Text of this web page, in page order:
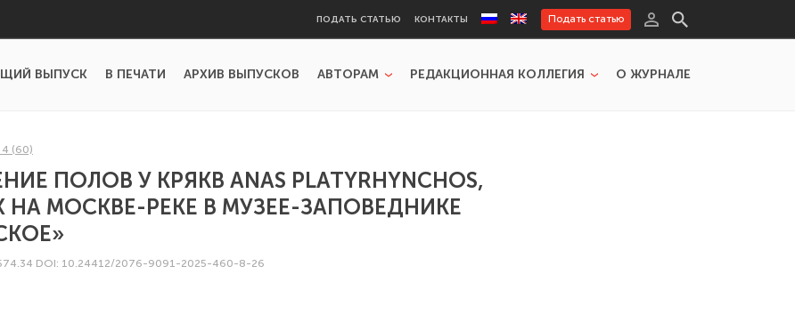
ПОДАТЬ СТАТЬЮ КОНТАКТЫ Подать статью
ВЫПУСК В ПЕЧАТИ АРХИВ ВЫПУСКОВ АВТОРАМ РЕДАКЦИОННАЯ КОЛЛЕГИЯ О ЖУРНАЛЕ
(60)
ПОЛОВ У КРЯКВ ANAS PLATYRHYNCHOS,
МОСКВЕ-РЕКЕ В МУЗЕЕ-ЗАПОВЕДНИКЕ
DOI: 10.24412/2076-9091-2025-460-8-26